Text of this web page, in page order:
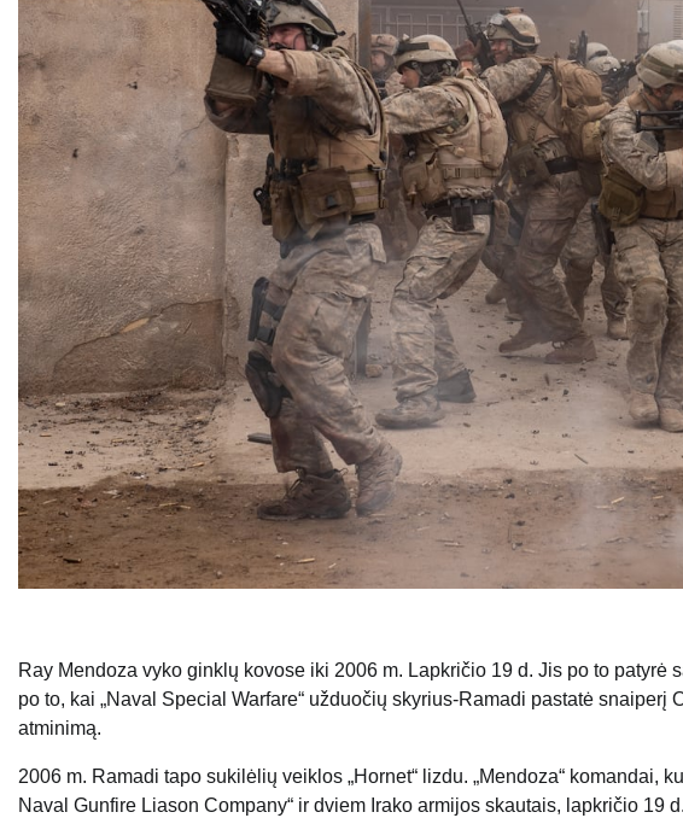
Ray Mendoza vyko ginklų kovose iki 2006 m. Lapkričio 19 d. Jis po to patyrė
po to, kai „Naval Special Warfare“ užduočių skyrius-Ramadi pastatė
atminimą.
2006 m. Ramadi tapo sukilėlių veiklos „Hornet“ lizdu. „Mendoza“ komandai,
Naval Gunfire Liason Company“ ir dviem Irako armijos skautais, lapkričio 19